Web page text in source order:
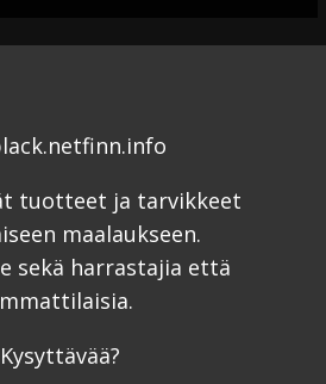
tuotteet ja tarvikkeet
maalaukseen.
sekä harrastajia että
Kysyttävää?